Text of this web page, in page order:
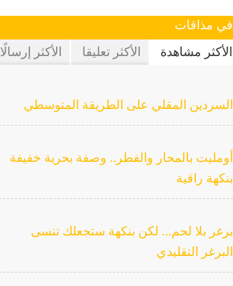
في مذاقات
الأكثر مشاهدة الأكثر تعليقا الأكثر إرسالًا
السردين المقلي على الطريقة المتوسطي
أومليت بالمحار والفطر.. وصفة بحرية خفيفة
بنكهة راقية
برغر بلا لحم... لكن بنكهة ستجعلك تنسى
البرغر التقليدي